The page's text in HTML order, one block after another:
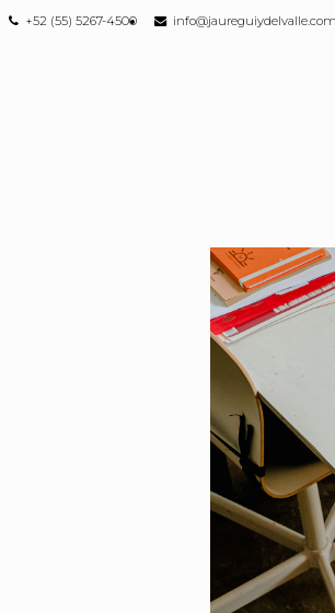
+52 (55) 5267-4500 info@jaureguiydelvalle.com